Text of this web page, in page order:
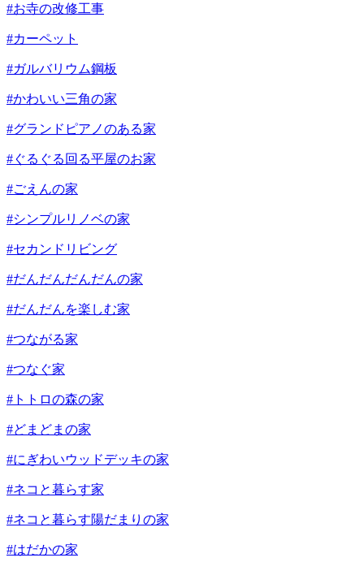
#お寺の改修工事
#カーペット
#ガルバリウム鋼板
#かわいい三角の家
#グランドピアノのある家
#ぐるぐる回る平屋のお家
#ごえんの家
#シンプルリノベの家
#セカンドリビング
#だんだんだんだんの家
#だんだんを楽しむ家
#つながる家
#つなぐ家
#トトロの森の家
#どまどまの家
#にぎわいウッドデッキの家
#ネコと暮らす家
#ネコと暮らす陽だまりの家
#はだかの家